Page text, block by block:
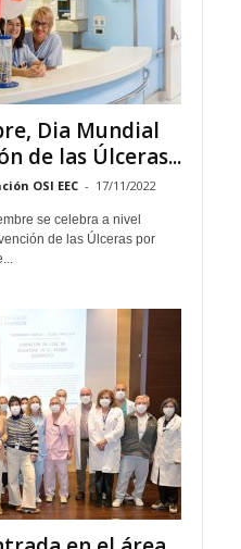
Dia Mundial
de las Úlceras...
OSI EEC - 17/11/2022
se celebra a nivel
de las Úlceras por